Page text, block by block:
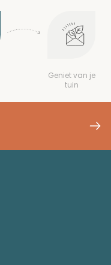
Geniet van je
tuin